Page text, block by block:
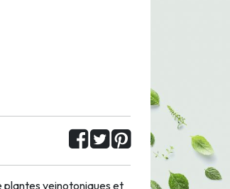
plantes veinotoniques et